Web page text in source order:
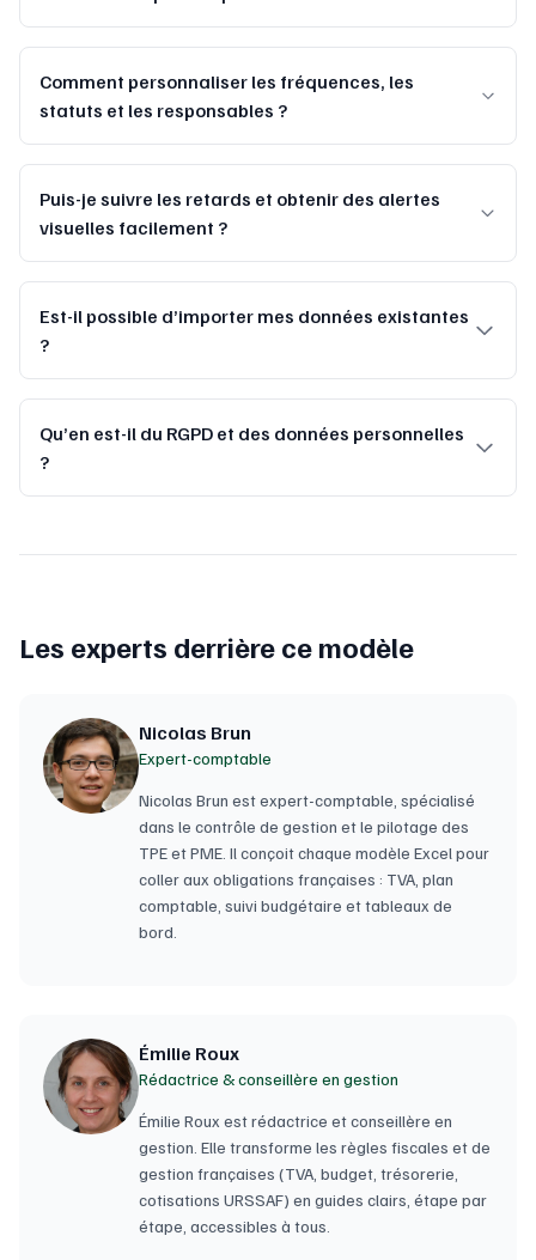
Comment personnaliser les fréquences, les
statuts et les responsables ?
Puis-je suivre les retards et obtenir des alertes
visuelles facilement ?
Est-il possible d’importer mes données existantes
?
Qu’en est-il du RGPD et des données personnelles
?
Les experts derrière ce modèle
Nicolas Brun
Expert-comptable
Nicolas Brun est expert-comptable, spécialisé
dans le contrôle de gestion et le pilotage des
TPE et PME. Il conçoit chaque modèle Excel pour
coller aux obligations françaises : TVA, plan
comptable, suivi budgétaire et tableaux de
bord.
Émilie Roux
Rédactrice & conseillère en gestion
Émilie Roux est rédactrice et conseillère en
gestion. Elle transforme les règles fiscales et de
gestion françaises (TVA, budget, trésorerie,
cotisations URSSAF) en guides clairs, étape par
étape, accessibles à tous.